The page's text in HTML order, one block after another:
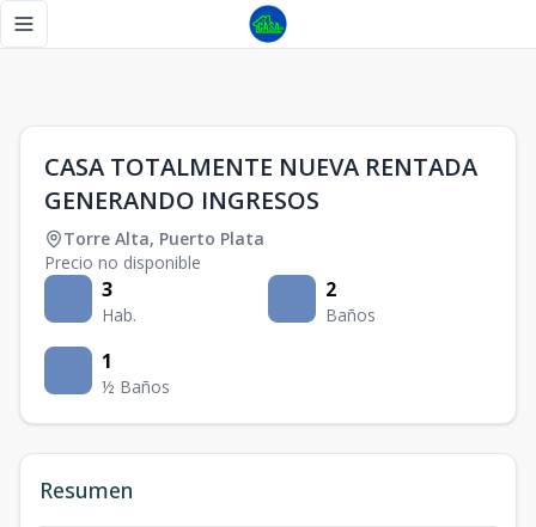
Toggle navigation menu
CASA TOTALMENTE NUEVA RENTADA
GENERANDO INGRESOS
Torre Alta, Puerto Plata
Precio no disponible
3
Hab.
2
Baños
1
½ Baños
Resumen
CASA TOTALMENTE NUEVA RENTADA GENERANDO